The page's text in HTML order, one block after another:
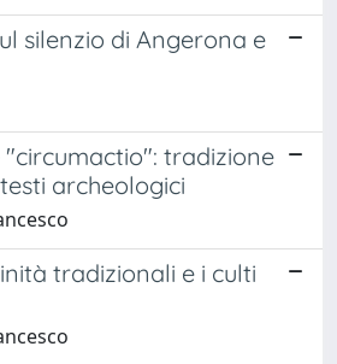
silenzio di Angerona e
"circumactio": tradizione
archeologici
tradizionali e i culti